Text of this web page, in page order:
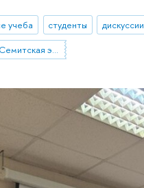
учеба студенты дискуссии
Научно-учебная группа «Семитская эпиграфика в цифровую эпоху»